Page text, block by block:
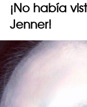
¡No había
Jenner!